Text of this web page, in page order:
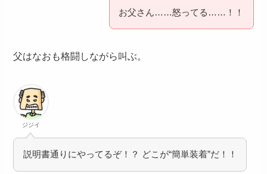
お父さん……怒ってる……！！
父はなおも格闘しながら叫ぶ。
ジジイ
説明書通りにやってるぞ！？ どこが“簡単装着”だ！！